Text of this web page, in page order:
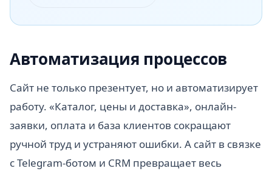
Автоматизация процессов
Сайт не только презентует, но и автоматизирует
работу. «Каталог, цены и доставка», онлайн-
заявки, оплата и база клиентов сокращают
ручной труд и устраняют ошибки. А сайт в связке
с Telegram-ботом и CRM превращает весь